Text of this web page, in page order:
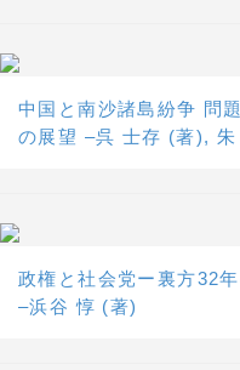
中国と南沙諸島紛争 問
の展望 –呉 士存 (著),
政権と社会党ー裏方32
–浜谷 惇 (著)